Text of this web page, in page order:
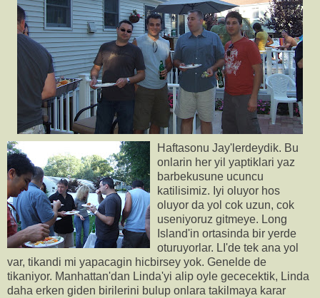
Haftasonu Jay'lerdeydik. Bu
onlarin her yil yaptiklari yaz
barbekusune ucuncu
katilisimiz. Iyi oluyor hos
oluyor da yol cok uzun, cok
useniyoruz gitmeye. Long
Island'in ortasinda bir yerde
oturuyorlar. LI'de tek ana yol
var, tikandi mi yapacagin hicbirsey yok. Genelde de
tikaniyor. Manhattan'dan Linda'yi alip oyle gececektik, Linda
daha erken giden birilerini bulup onlara takilmaya karar